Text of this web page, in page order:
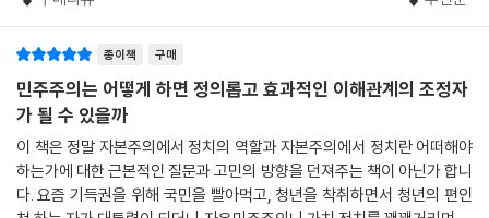
정치사상의 변천사를 바탕으로 오늘날 사람들이 불만을 넘어 분노를 느끼
고 있는 민주주의의 근본적인 문제와 그 해법을 모색하기 위함이다. 단순
히 미국 정치경제사를 열거하는 방식을 넘어 논쟁자의 태도로, 경제 발전
과정에서 시민의식이 경제와 어떤 관계를 형성해왔는지를 날카롭게 파헤
친다.
경제 성장과 공정한 파이 분배 역시 중요한 과제지만, 그 이상으로 시급한
을 어떻게 해롭게 바꿔놓았으며 또 공동체와 자치를 어떻게 자본주의와 세
계화로 대체했는지 되짚어보는 이 책이야말로 우리 시대의 시금석과 같다.
- 새뮤얼 모인 (예일대학교 로스쿨 법학과 교수)
시민의식의 정치경제가 침식되는 현상을 깊은 통찰로 분석한 이 책은 그
어느 때보다도 지금 상황에서 시의적절하다. 우리의 민주주의 실험이 21세
종이책 구매
민주주의는 어떻게 하면 정의롭고 효과적인 이해관계의 조정자
가 될 수 있을까
이 책은 정말 자본주의에서 정치의 역할과 자본주의에서 정치란 어떠해야
하는가에 대한 근본적인 질문과 고민의 방향을 던져주는 책이 아닌가 합니
다. 요즘 기득권을 위해 국민을 빨아먹고, 청년을 착취하면서 청년의 편인